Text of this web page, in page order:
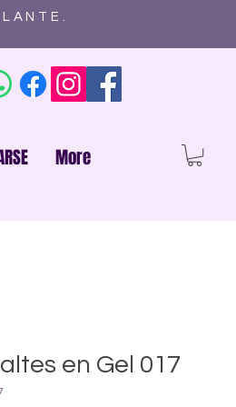
More
en Gel 017